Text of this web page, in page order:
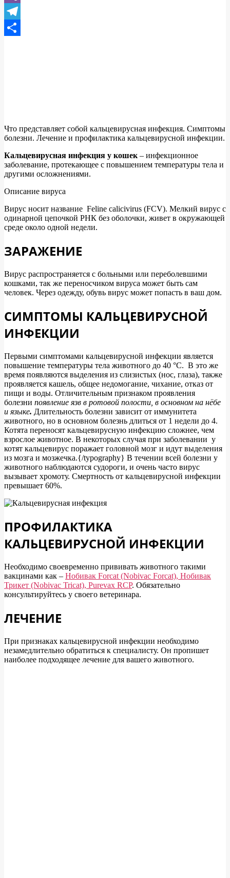
Viber
Telegram
Что представляет собой кальцевирусная инфекция. Симптомы
болезни. Лечение и профилактика кальцевирусной инфекции.
Кальцевирусная инфекция у кошек– инфекционное
заболевание, протекающее с повышением температуры тела и
другими осложнениями.
Описание вируса
Вирус носит название Feline calicivirus (FCV). Мелкий вирус с
одинарной цепочкой РНК без оболочки, живет в окружающей
среде около одной недели.
ЗАРАЖЕНИЕ
Вирус распространяется с больными или переболевшими
кошками, так же переносчиком вируса может быть сам
человек. Через одежду, обувь вирус может попасть в ваш дом.
СИМПТОМЫ КАЛЬЦЕВИРУСНОЙ
ИНФЕКЦИИ
Первыми симптомами кальцевирусной инфекции является
повышение температуры тела животного до 40 °С. В это же
время появляются выделения из слизистых (нос, глаза), также
проявляется кашель, общее недомогание, чихание, отказ от
пищи и воды. Отличительным признаком проявления
болезни появление язв в ротовой полости, в основном на нёбе
и языке. Длительность болезни зависит от иммунитета
животного, но в основном болезнь длиться от 1 недели до 4.
Котята переносят кальцевирусную инфекцию сложнее, чем
взрослое животное. В некоторых случая при заболевании у
котят кальцевирус поражает головной мозг и идут выделения
из мозга и мозжечка.{/typography} В течении всей болезни у
животного наблюдаются судороги, и очень часто вирус
вызывает хромоту. Смертность от кальцевирусной инфекции
превышает 60%.
ПРОФИЛАКТИКА
КАЛЬЦЕВИРУСНОЙ ИНФЕКЦИИ
Необходимо своевременно прививать животного такими
вакцинами как – Нобивак Forcat (Nobivac Forcat), Нобивак
Трикет (Nobivac Tricat), Purevax RCP. Обязательно
консультируйтесь у своего ветеринара.
ЛЕЧЕНИЕ
При признаках кальцевирусной инфекции необходимо
незамедлительно обратиться к специалисту. Он пропишет
наиболее подходящее лечение для вашего животного.